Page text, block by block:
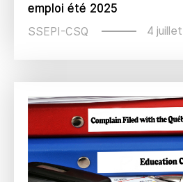
emploi été 2025
SSEPI-CSQ 4